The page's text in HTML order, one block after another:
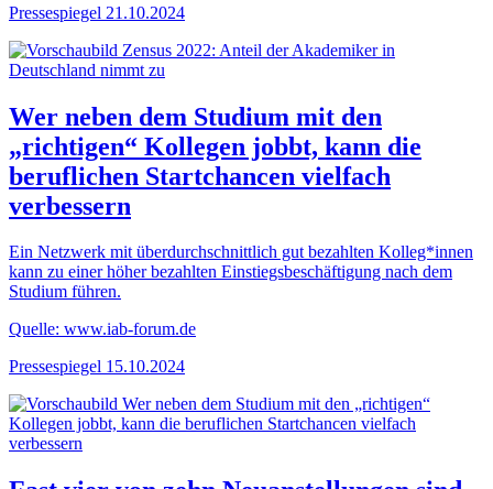
Pressespiegel 21.10.2024
Wer neben dem Studium mit den
„richtigen“ Kollegen jobbt, kann die
beruflichen Startchancen vielfach
verbessern
Ein Netzwerk mit überdurchschnittlich gut bezahlten Kolleg*innen
kann zu einer höher bezahlten Einstiegsbeschäftigung nach dem
Studium führen.
Quelle: www.iab-forum.de
Pressespiegel 15.10.2024